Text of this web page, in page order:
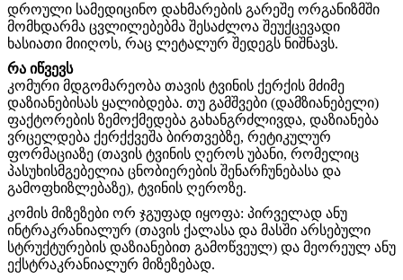
დროული სამედიცინო დახმარების გარეშე ორგანიზმში
მომხდარმა ცვლილებებმა შესაძლოა შეუქცევადი
ხასიათი მიიღოს, რაც ლეტალურ შედეგს ნიშნავს.
რა იწვევს
კომური მდგომარეობა თავის ტვინის ქერქის მძიმე
დაზიანებისას ყალიბდება. თუ გამშვები (დამზიანებელი)
ფაქტორების ზემოქმედება გახანგრძლივდა, დაზიანება
ვრცელდება ქერქქვეშა ბირთვებზე, რეტიკულურ
ფორმაციაზე (თავის ტვინის ღეროს უბანი, რომელიც
პასუხისმგებელია ცნობიერების შენარჩუნებასა და
გამოფხიზლებაზე), ტვინის ღეროზე.
კომის მიზეზები ორ ჯგუფად იყოფა: პირველად ანუ
ინტრაკრანიალურ (თავის ქალასა და მასში არსებული
სტრუქტურების დაზიანებით გამოწვეულ) და მეორეულ ანუ
ექსტრაკრანიალურ მიზეზებად.